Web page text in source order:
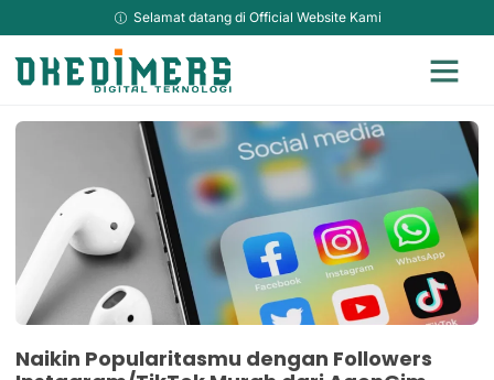
Selamat datang di Official Website Kami
Naikin Popularitasmu dengan Followers